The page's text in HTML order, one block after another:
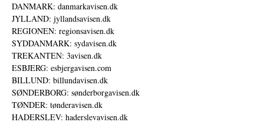
DANMARK: danmarkavisen.dk
JYLLAND: jyllandsavisen.dk
REGIONEN: regionsavisen.dk
SYDDANMARK: sydavisen.dk
TREKANTEN: 3avisen.dk
ESBJERG: esbjergavisen.com
BILLUND: billundavisen.dk
SØNDERBORG: sønderborgavisen.dk
TØNDER: tønderavisen.dk
HADERSLEV: haderslevavisen.dk